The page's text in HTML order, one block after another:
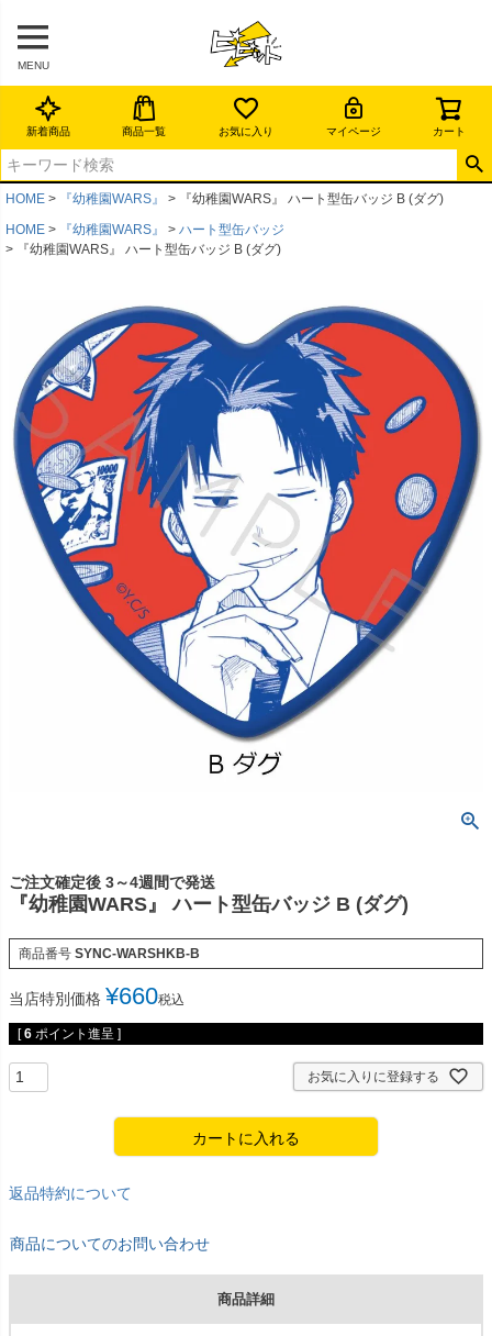
MENU
新着商品 商品一覧 お気に入り マイページ カート
HOME 『幼稚園WARS』
『幼稚園WARS』 ハート型缶バッジ B (ダグ)
HOME
『幼稚園WARS』
ハート型缶バッジ
『幼稚園WARS』 ハート型缶バッジ B (ダグ)
ご注文確定後 3～4週間で発送
『幼稚園WARS』 ハート型缶バッジ B (ダグ)
商品番号 SYNC-WARSHKB-B
当店特別価格 ¥660税込
[ 6 ポイント進呈 ]
お気に入りに登録する
カートに入れる
返品特約について
商品についてのお問い合わせ
商品詳細